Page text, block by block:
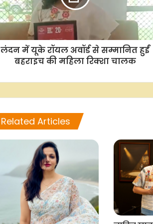
लंदन में यूके रॉयल अवॉर्ड से सम्मानित हुईं
बहराइच की महिला रिक्शा चालक
Related Articles